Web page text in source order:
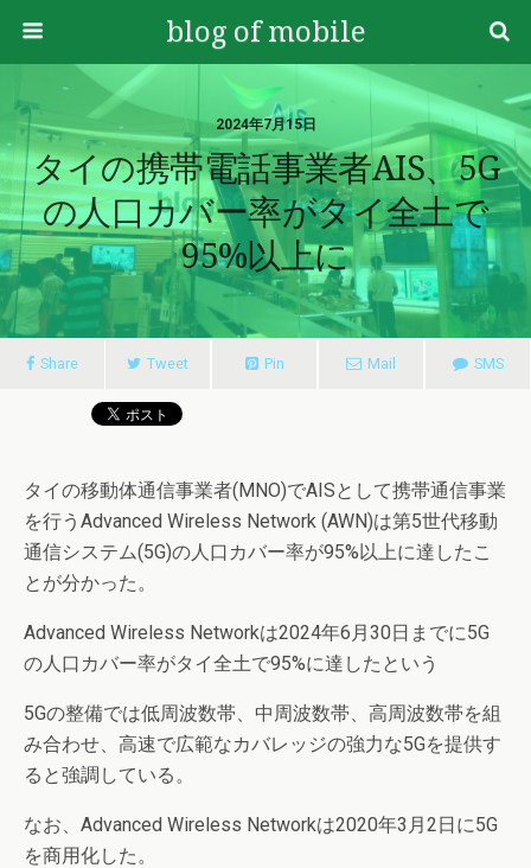
blog of mobile
2024年7月15日
タイの携帯電話事業者AIS、5G
の人口カバー率がタイ全土で
95%以上に
Share Tweet Pin Mail SMS
タイの移動体通信事業者(MNO)でAISとして携帯通信事業
を行うAdvanced Wireless Network (AWN)は第5世代移動
通信システム(5G)の人口カバー率が95%以上に達したこ
とが分かった。
Advanced Wireless Networkは2024年6月30日までに5G
の人口カバー率がタイ全土で95%に達したという
5Gの整備では低周波数帯、中周波数帯、高周波数帯を組
み合わせ、高速で広範なカバレッジの強力な5Gを提供す
ると強調している。
なお、Advanced Wireless Networkは2020年3月2日に5G
を商用化した。